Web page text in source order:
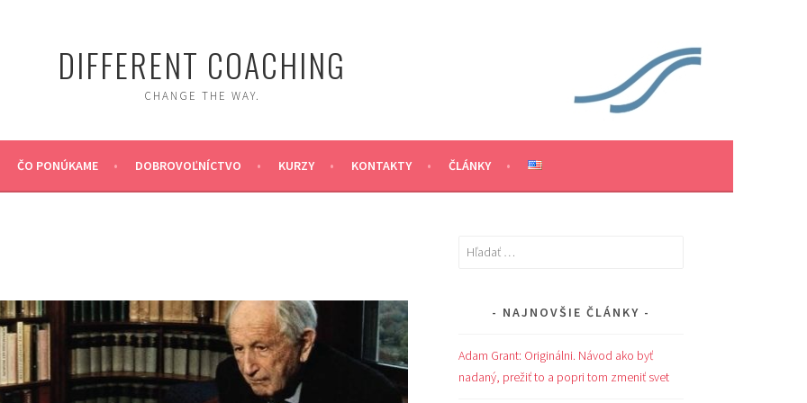
DIFFERENT COACHING
CHANGE THE WAY.
ČO PONÚKAME DOBROVOĽNÍCTVO KURZY KONTAKTY ČLÁNKY
Hľadať:
NAJNOVŠIE ČLÁNKY
Adam Grant: Originálni. Návod ako byť
nadaný, prežiť to a popri tom zmeniť svet